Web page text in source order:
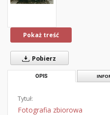
Pokaż treść
Pobierz
OPIS
Tytuł:
Fotografia zbiorowa